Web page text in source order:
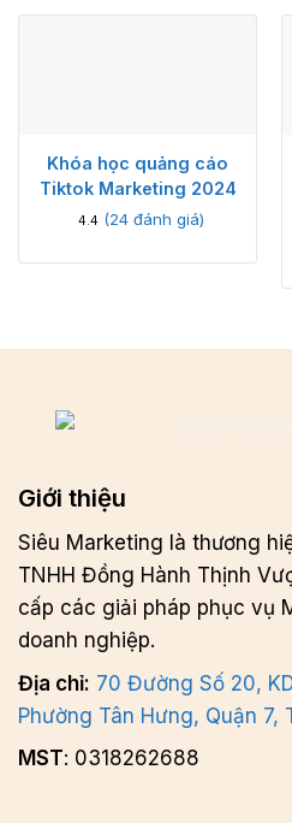
Khóa học quảng cáo
Tiktok Marketing 2024
4.4 (24 đánh giá)
Giới thiệu
Siêu Marketing là thương
TNHH Đồng Hành Thịnh
cấp các giải pháp phục vụ
doanh nghiệp.
Địa chỉ: 70 Đường Số 20,
Phường Tân Hưng, Quận 7,
MST: 0318262688